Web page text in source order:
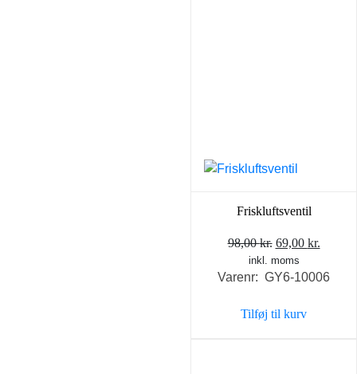
Friskluftsventil
98,00kr. Den
oprindelige
pris
98,00 kr..
69,00 kr.Den
pris
inkl. moms
Varenr: GY6-10006
Tilføj til kurv